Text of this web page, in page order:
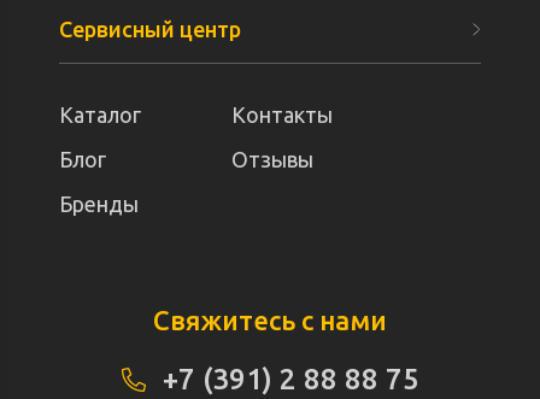
Сервисный центр
Каталог
Контакты
Блог
Отзывы
Бренды
Свяжитесь с нами
+7 (391) 2 88 88 75